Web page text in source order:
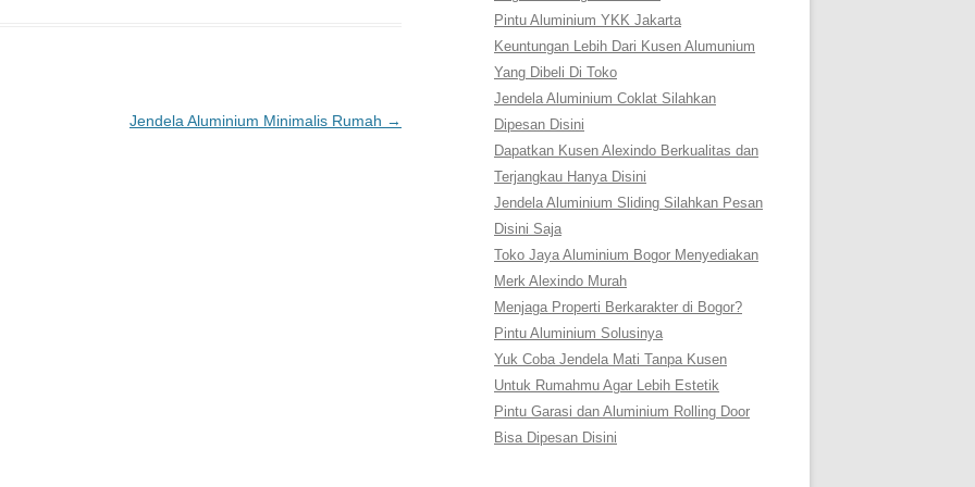
Jendela Aluminium Minimalis Rumah →
Pintu Aluminium YKK Jakarta
Keuntungan Lebih Dari Kusen Alumunium
Yang Dibeli Di Toko
Jendela Aluminium Coklat Silahkan
Dipesan Disini
Dapatkan Kusen Alexindo Berkualitas dan
Terjangkau Hanya Disini
Jendela Aluminium Sliding Silahkan Pesan
Disini Saja
Toko Jaya Aluminium Bogor Menyediakan
Merk Alexindo Murah
Menjaga Properti Berkarakter di Bogor?
Pintu Aluminium Solusinya
Yuk Coba Jendela Mati Tanpa Kusen
Untuk Rumahmu Agar Lebih Estetik
Pintu Garasi dan Aluminium Rolling Door
Bisa Dipesan Disini